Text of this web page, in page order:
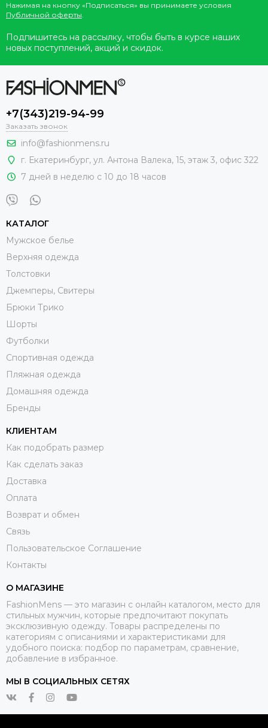
Нажимая на кнопку «Подписаться» вы принимаете условия
Публичной оферты.
Подпишитесь на рассылку, чтобы быть в курсе наших
новых поступлений, акций и скидок.
+7(343)219-94-99
Заказать звонок
info@fashionmens.ru
г. Екатеринбург, ул. Антона Валека, 15, этаж 3, офис 322
7 дней в неделю с 10 до 18 часов
КАТАЛОГ
Мужское белье
Верхняя одежда
Толстовки
Джемперы, Свитеры
Брюки Трико
Шорты
Футболки
Спортивная одежда
Пляжная одежда
Домашняя одежда
Бренды
КЛИЕНТАМ
Как подобрать размер
Как сделать заказ
Доставка
Оплата
Возврат и обмен
Связь
Пользовательское Соглашение
Контакты
О МАГАЗИНЕ
FashionMens — это магазин с онлайн каталогом, место для
стильных мужчин, которые предпочитают покупать
эксклюзивную одежду. Товары распределены по
категориям с описаниями и характеристиками для
удобного поиска: подбор по параметрам, сравнение,
добавление в избранное.
МЫ В СОЦИАЛЬНЫХ СЕТЯХ